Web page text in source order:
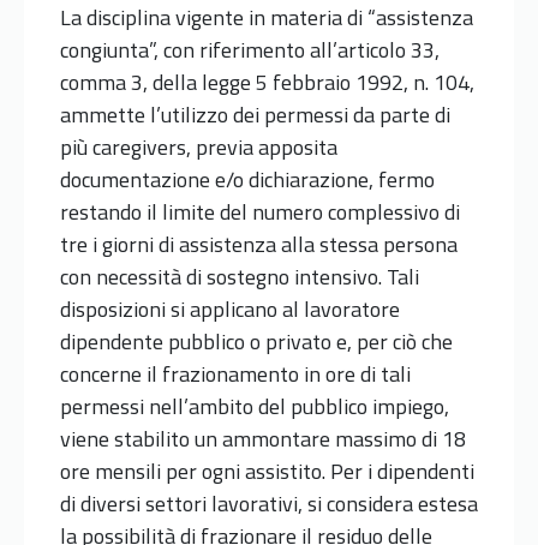
La disciplina vigente in materia di “assistenza
congiunta”, con riferimento all’articolo 33,
comma 3, della legge 5 febbraio 1992, n. 104,
ammette l’utilizzo dei permessi da parte di
più caregivers, previa apposita
documentazione e/o dichiarazione, fermo
restando il limite del numero complessivo di
tre i giorni di assistenza alla stessa persona
con necessità di sostegno intensivo. Tali
disposizioni si applicano al lavoratore
dipendente pubblico o privato e, per ciò che
concerne il frazionamento in ore di tali
permessi nell’ambito del pubblico impiego,
viene stabilito un ammontare massimo di 18
ore mensili per ogni assistito. Per i dipendenti
di diversi settori lavorativi, si considera estesa
la possibilità di frazionare il residuo delle